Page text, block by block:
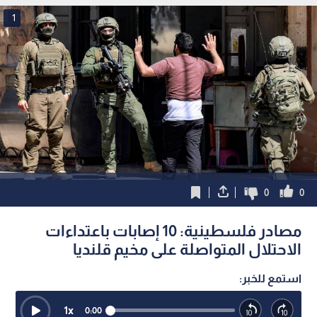
1
0
0
مصادر فلسطينية: 10 إصابات باعتداءات
الاحتلال المتواصلة على مخيم قلنديا
استمع للخبر:
0:00
1x